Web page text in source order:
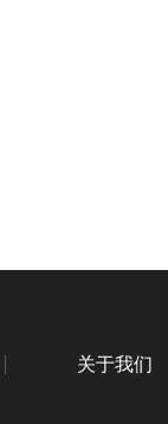
关于我们